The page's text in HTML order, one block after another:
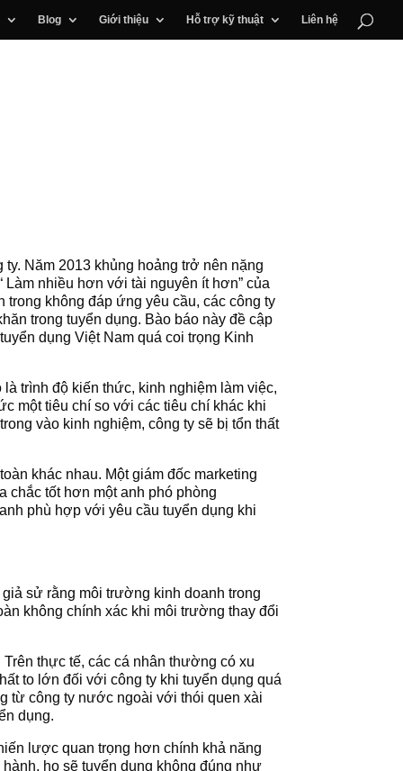
Blog Giới thiệu Hỗ trợ kỹ thuật Liên hệ
Năm 2013 khủng hoảng trở nên nặng
nhiều hơn với tài nguyên ít hơn” của
không đáp ứng yêu cầu, các công ty
trong tuyển dụng. Bào báo này đề cập
dụng Việt Nam quá coi trọng Kinh
trình độ kiến thức, kinh nghiệm làm việc,
một tiêu chí so với các tiêu chí khác khi
vào kinh nghiệm, công ty sẽ bị tổn thất
khác nhau. Một giám đốc marketing
chắc tốt hơn một anh phó phòng
phù hợp với yêu cầu tuyển dụng khi
sử rằng môi trường kinh doanh trong
không chính xác khi môi trường thay đổi
thực tế, các cá nhân thường có xu
to lớn đối với công ty khi tuyển dụng quá
từ công ty nước ngoài với thói quen xài
dụng.
lược quan trọng hơn chính khả năng
họ sẽ tuyển dụng không đúng như